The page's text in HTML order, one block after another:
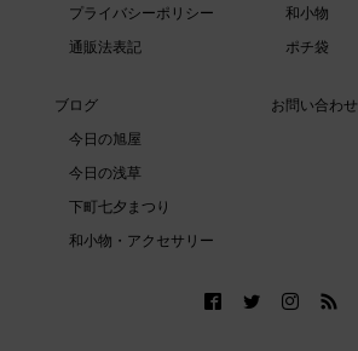
プライバシーポリシー
通販法表記
和小物
ポチ袋
ブログ
今日の旭屋
今日の浅草
下町七夕まつり
和小物・アクセサリー
お問い合わせ